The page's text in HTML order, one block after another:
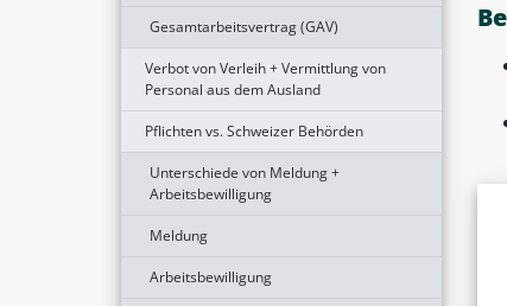
Gesamtarbeitsvertrag (GAV)
Verbot von Verleih + Vermittlung von
Personal aus dem Ausland
Pflichten vs. Schweizer Behörden
Unterschiede von Meldung +
Arbeitsbewilligung
Meldung
Arbeitsbewilligung